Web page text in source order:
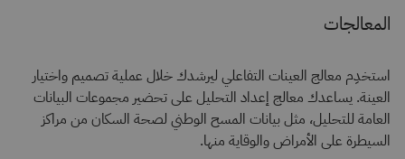
المعالجات
استخدِم معالج العينات التفاعلي ليرشدك خلال عملية تصميم واختيار
العينة. يساعدك معالج إعداد التحليل على تحضير مجموعات البيانات
العامة للتحليل، مثل بيانات المسح الوطني لصحة السكان من مراكز
السيطرة على الأمراض والوقاية منها.